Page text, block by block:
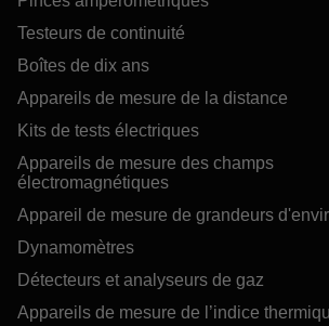
Testeurs de continuité
Boîtes de dix ans
Appareils de mesure de la distance
Kits de tests électriques
Appareils de mesure des champs
électromagnétiques
Appareil de mesure de grandeurs
Dynamomètres
Détecteurs et analyseurs de gaz
Appareils de mesure de l’indice